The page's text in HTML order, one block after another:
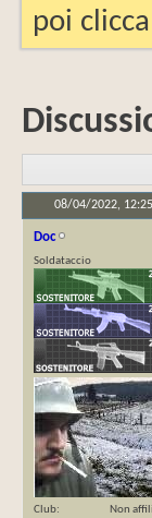
poi
08/04/2022, 12:25
Doc
Soldataccio
Club
Non